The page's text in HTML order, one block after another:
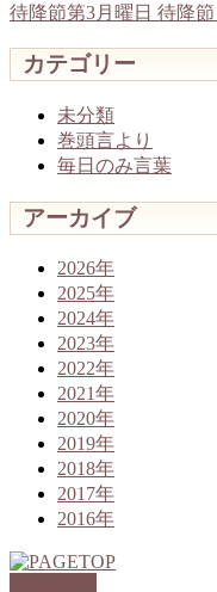
待降節第3月曜日 待降節
カテゴリー
未分類
巻頭言より
毎日のみ言葉
アーカイブ
2026年
2025年
2024年
2023年
2022年
2021年
2020年
2019年
2018年
2017年
2016年